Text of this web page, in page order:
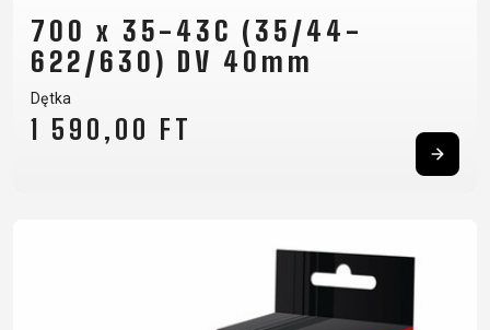
700 x 35-43C (35/44-
622/630) DV 40mm
Dętka
1 590,00 FT